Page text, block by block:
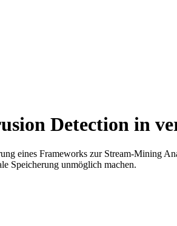
Detection in
eines Frameworks zur Stream-Mining
Speicherung unmöglich machen.